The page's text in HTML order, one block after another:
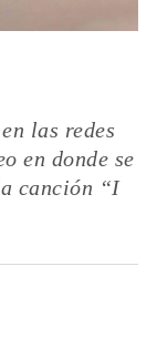
las redes
en donde se
canción “I